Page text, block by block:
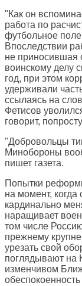
"Как он
работа по
футбольное
Впоследствии
не приносившая
воинскому делу
год, при этом
удерживали
ссылаясь на
Фетисов
говорит,
"Добровольцы
Минобороны
пишет газета.
Попытки
на момент,
кардинально
наращивает
том числе
прежнему
урезать свой
поглядывают на
изменчивом